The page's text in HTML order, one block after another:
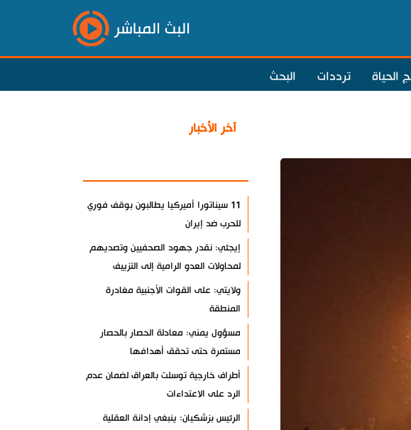
البث المباشر
الحياة ترددات البحث
آخر الأخبار
11 سيناتورا أميركيا يطالبون بوقف فوري
للحرب ضد إيران
إيجئي: نقدر جهود الصحفيين وتصديهم
لمحاولات العدو الرامية إلى التزييف
ولايتي: على القوات الأجنبية مغادرة
المنطقة
مسؤول يمني: معادلة الحصار بالحصار
مستمرة حتى تحقق أهدافها
أطراف خارجية توسلت بالعراق لضمان عدم
الرد على الاعتداءات
الرئيس بزشكيان: ينبغي إدانة العقلية